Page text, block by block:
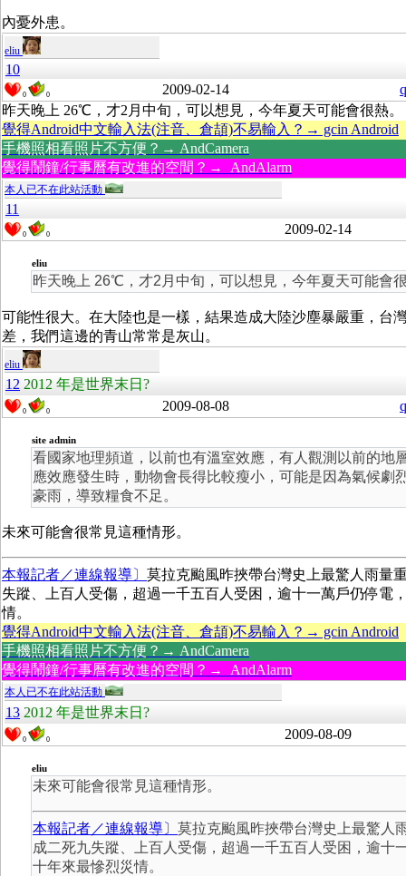
內憂外患。
eliu
10
0 0 2009-02-14
昨天晚上 26℃，才2月中旬，可以想見，今年夏天可能會很熱。
覺得Android中文輸入法(注音、倉頡)不易輸入？→ gcin Android
手機照相看照片不方便？→ AndCamera
覺得鬧鐘/行事曆有改進的空間？→ AndAlarm
本人已不在此站活動
11
0 0 2009-02-14
eliu
昨天晚上 26℃，才2月中旬，可以想見，今年夏天可能會
可能性很大。在大陸也是一樣，結果造成大陸沙塵暴嚴重，台
差，我們這邊的青山常常是灰山。
eliu
12 2012 年是世界末日?
0 0 2009-08-08
site admin
看國家地理頻道，以前也有溫室效應，有人觀測以前的地
應效應發生時，動物會長得比較瘦小，可能是因為氣候劇
豪雨，導致糧食不足。
未來可能會很常見這種情形。
本報記者／連線報導〕 莫拉克颱風昨挾帶台灣史上最驚人雨量
失蹤、上百人受傷，超過一千五百人受困，逾十一萬戶仍停電
情。
覺得Android中文輸入法(注音、倉頡)不易輸入？→ gcin Android
手機照相看照片不方便？→ AndCamera
覺得鬧鐘/行事曆有改進的空間？→ AndAlarm
本人已不在此站活動
13 2012 年是世界末日?
0 0 2009-08-09
eliu
未來可能會很常見這種情形。
本報記者／連線報導〕 莫拉克颱風昨挾帶台灣史上最驚人
成二死九失蹤、上百人受傷，超過一千五百人受困，逾十
十年來最慘烈災情。